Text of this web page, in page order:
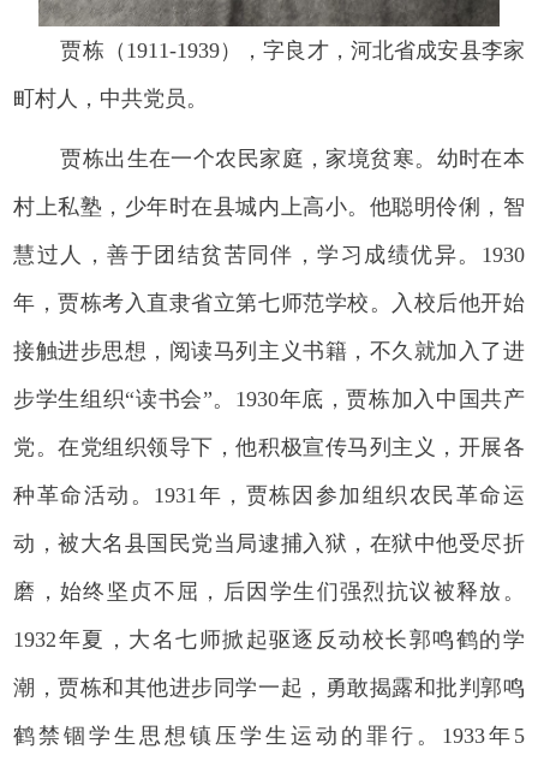
贾栋（1911-1939），字良才，河北省成安县李家
町村人，中共党员。
贾栋出生在一个农民家庭，家境贫寒。幼时在本
村上私塾，少年时在县城内上高小。他聪明伶俐，智
慧过人，善于团结贫苦同伴，学习成绩优异。1930
年，贾栋考入直隶省立第七师范学校。入校后他开始
接触进步思想，阅读马列主义书籍，不久就加入了进
步学生组织“读书会”。1930年底，贾栋加入中国共产
党。在党组织领导下，他积极宣传马列主义，开展各
种革命活动。1931年，贾栋因参加组织农民革命运
动，被大名县国民党当局逮捕入狱，在狱中他受尽折
磨，始终坚贞不屈，后因学生们强烈抗议被释放。
1932年夏，大名七师掀起驱逐反动校长郭鸣鹤的学
潮，贾栋和其他进步同学一起，勇敢揭露和批判郭鸣
鹤禁锢学生思想镇压学生运动的罪行。1933年5